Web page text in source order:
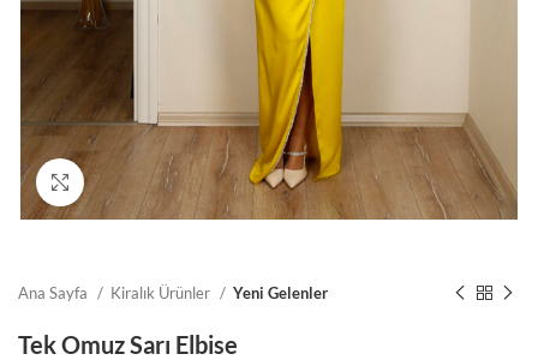
Click to enlarge
Ana Sayfa Kiralık Ürünler Yeni Gelenler
Tek Omuz Sarı Elbise